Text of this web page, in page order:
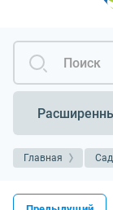
Главная